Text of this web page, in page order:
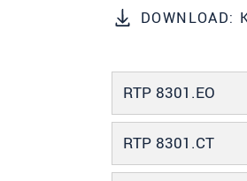
DOWNLOAD:
RTP 8301.EO
RTP 8301.CT